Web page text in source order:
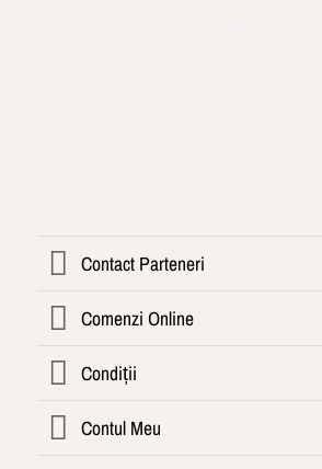
Contact Parteneri
Comenzi Online
Condiții
Contul Meu